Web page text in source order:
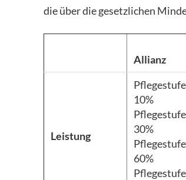
die über die gesetzlichen
Allianz
Leistung
10%
30%
60%
Pflegestufe